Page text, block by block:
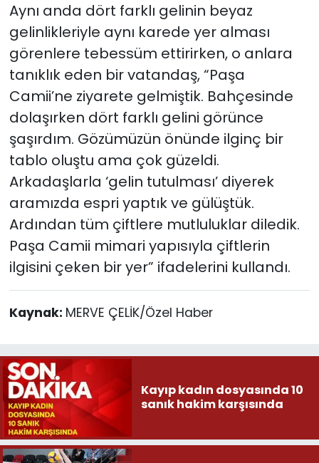
Aynı anda dört farklı gelinin beyaz
gelinlikleriyle aynı karede yer alması
görenlere tebessüm ettirirken, o anlara
tanıklık eden bir vatandaş, “Paşa
Camii’ne ziyarete gelmiştik. Bahçesinde
dolaşırken dört farklı gelini görünce
şaşırdım. Gözümüzün önünde ilginç bir
tablo oluştu ama çok güzeldi.
Arkadaşlarla ‘gelin tutulması’ diyerek
aramızda espri yaptık ve gülüştük.
Ardından tüm çiftlere mutluluklar diledik.
Paşa Camii mimari yapısıyla çiftlerin
ilgisini çeken bir yer” ifadelerini kullandı.
Kaynak: MERVE ÇELİK/Özel Haber
Kayıp kadın dosyasında 10
sanık hakim karşısında